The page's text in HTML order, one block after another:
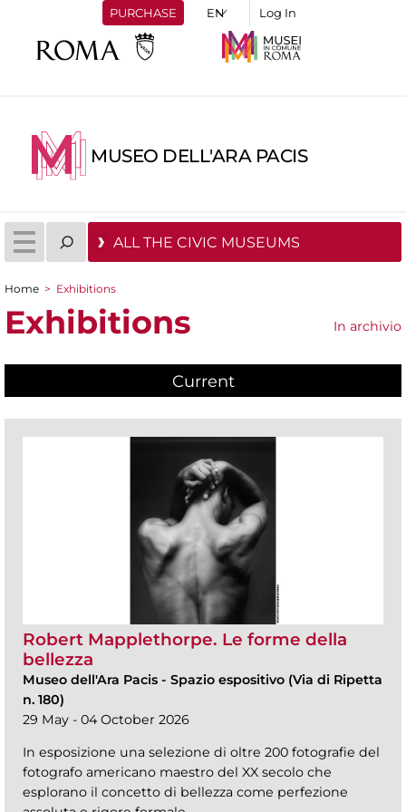
PURCHASE Log In
MUSEO DELL'ARA PACIS
ALL THE CIVIC MUSEUMS
You are here
Home > Exhibitions
Exhibitions In archivio
Current(active tab)
Robert Mapplethorpe. Le forme della
bellezza
Museo dell'Ara Pacis - Spazio espositivo (Via di Ripetta
n. 180)
29 May - 04 October 2026
In esposizione una selezione di oltre 200 fotografie del
fotografo americano maestro del XX secolo che
esplorano il concetto di bellezza come perfezione